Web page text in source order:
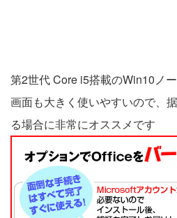
第2世代 Core i5搭載のWin10ノ
画面も大きく使いやすいので、
る場合に非常にオススメです